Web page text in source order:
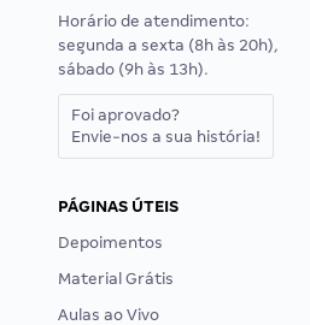
Horário de atendimento:
segunda a sexta (8h às 20h),
sábado (9h às 13h).
Foi aprovado?
Envie-nos a sua história!
PÁGINAS ÚTEIS
Depoimentos
Material Grátis
Aulas ao Vivo